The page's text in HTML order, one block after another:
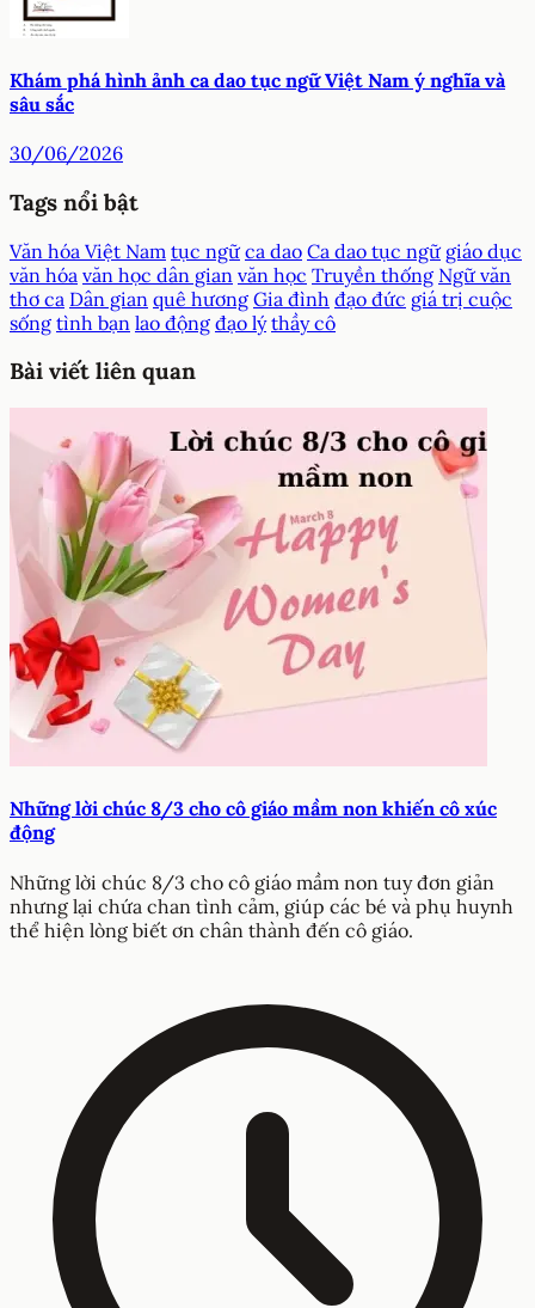
Khám phá hình ảnh ca dao tục ngữ Việt Nam ý nghĩa và
sâu sắc
30/06/2026
Tags nổi bật
Văn hóa Việt Nam tục ngữ ca dao Ca dao tục ngữ giáo dục
văn hóa văn học dân gian văn học Truyền thống Ngữ văn
thơ ca Dân gian quê hương Gia đình đạo đức giá trị cuộc
sống tình bạn lao động đạo lý thầy cô
Bài viết liên quan
Những lời chúc 8/3 cho cô giáo mầm non khiến cô xúc
động
Những lời chúc 8/3 cho cô giáo mầm non tuy đơn giản
nhưng lại chứa chan tình cảm, giúp các bé và phụ huynh
thể hiện lòng biết ơn chân thành đến cô giáo.